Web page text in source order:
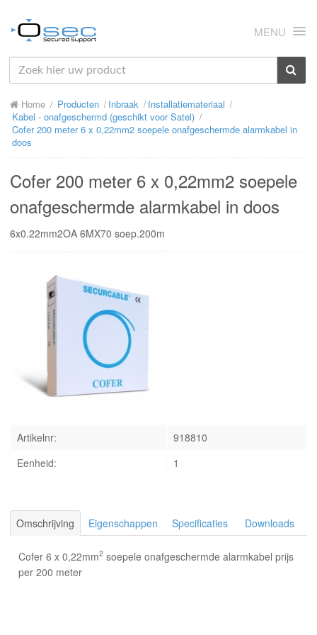
MENU
HOME
OVER ONS
NIEUWS
SUPPORT
RMA
CONTACT
INLOGGEN
Home Producten Inbraak
Installatiemateriaal
Kabel - onafgeschermd (geschikt voor Satel)
Cofer 200 meter 6 x 0,22mm2 soepele onafgeschermde alarmkabel in
doos
Cofer 200 meter 6 x 0,22mm2 soepele
onafgeschermde alarmkabel in doos
6x0.22mm2OA 6MX70 soep.200m
Artikelnr:
918810
Eenheid:
1
Omschrijving Eigenschappen Specificaties Downloads
Cofer 6 x 0,22mm2 soepele onafgeschermde alarmkabel prijs
per 200 meter